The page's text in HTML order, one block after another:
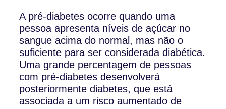
A pré-diabetes ocorre quando uma
pessoa apresenta níveis de açúcar no
sangue acima do normal, mas não o
suficiente para ser considerada diabética.
Uma grande percentagem de pessoas
com pré-diabetes desenvolverá
posteriormente diabetes, que está
associada a um risco aumentado de